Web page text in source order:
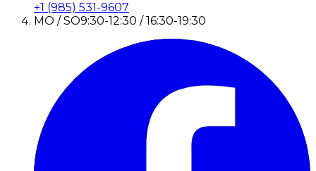
+1 (985) 531-9607
MO / SO9:30-12:30 / 16:30-19:30